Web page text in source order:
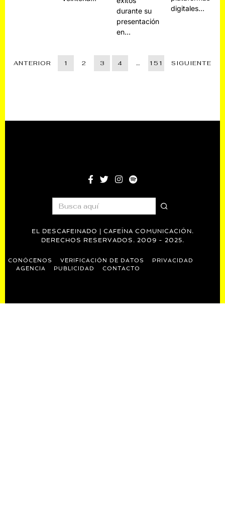
durante su
presentación
en…
digitales…
ANTERIOR 1 2 3 4 … 151 SIGUIENTE
EL DESCAFEINADO | CAFEÍNA COMUNICACIÓN.
DERECHOS RESERVADOS. 2009 - 2025.
CONÓCENOS VERIFICACIÓN DE DATOS
PRIVACIDAD
AGENCIA
PUBLICIDAD CONTACTO